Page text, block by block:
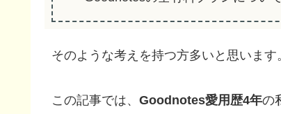
そのような考えを持つ方多いと思います
この記事では、 Goodnotes愛用歴4年の